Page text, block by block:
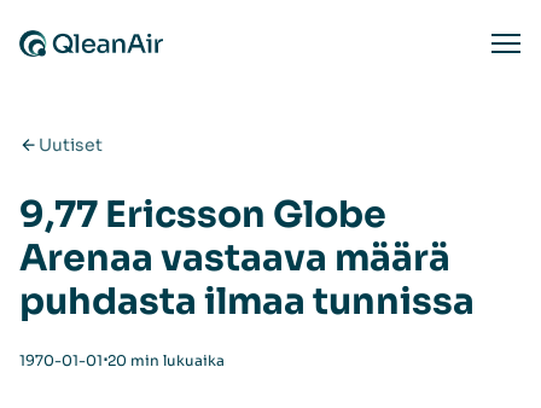
Uutiset
9,77 Ericsson Globe
Arenaa vastaava määrä
puhdasta ilmaa tunnissa
1970-01-01⋅20 min lukuaika